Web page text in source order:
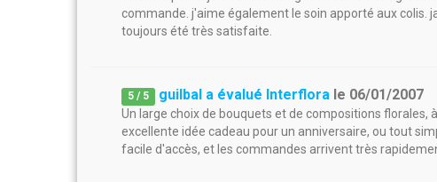
commande. j'aime également le soin apporté aux colis.
toujours été très satisfaite.
5 / 5 guilbal a évalué Interflora le 06/01/2007
Un large choix de bouquets et de compositions florales,
excellente idée cadeau pour un anniversaire, ou tout
facile d'accès, et les commandes arrivent très